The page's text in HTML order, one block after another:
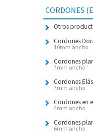
CORDONES
Otros
Cordones
10mm ancho
Cordones
7mm ancho
Cordones
7mm ancho
Cordones en
4mm ancho
Cordones
6mm ancho